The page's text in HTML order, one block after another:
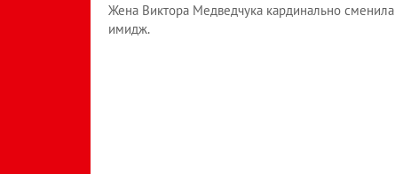
Жена Виктора Медведчука кардинально сменила
имидж.